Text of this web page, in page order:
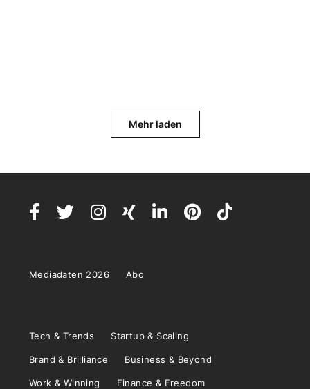
Mehr laden
Mediadaten 2026 Abo
Tech & Trends Startup & Scaling
Brand & Brilliance Business & Beyond
Work & Winning Finance & Freedom